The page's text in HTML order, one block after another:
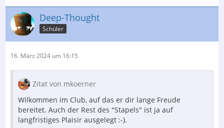
Deep-Thought
Schüler
16. März 2024 um 16:15
Zitat von mkoerner
Wilkommen im Club, auf das er dir lange Freude
bereitet. Auch der Rest des "Stapels" ist ja auf
langfristiges Plaisir ausgelegt :-).